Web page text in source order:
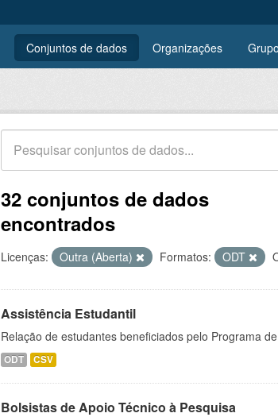
Conjuntos de dados Organizações
32 conjuntos de dados
encontrados
Licenças: Outra (Aberta) Formatos: ODT
Assistência Estudantil
Relação de estudantes beneficiados pelo Programa
ODT CSV
Bolsistas de Apoio Técnico à Pesquisa